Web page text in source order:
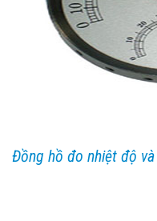
Đồng hồ đo nhiệt độ